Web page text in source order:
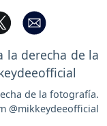
de la fotografía.
@mikkeydeeofficial